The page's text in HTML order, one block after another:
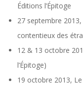
Éditions l’Épitoge
27 septembre
contentieux des
12 & 13 octobre
l’Épitoge)
19 octobre 2013,